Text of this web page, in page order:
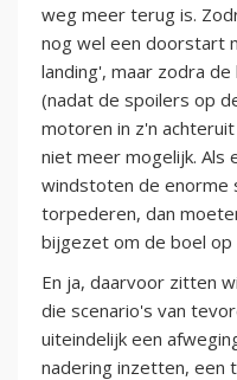
weg meer terug is.
nog wel een doorstart
landing', maar zodra
(nadat de spoilers op
motoren in z'n
niet meer mogelijk. Als
windstoten de enorme
torpederen, dan
bijgezet om de boel op
En ja, daarvoor zitten
die scenario's van
uiteindelijk een
nadering inzetten, een